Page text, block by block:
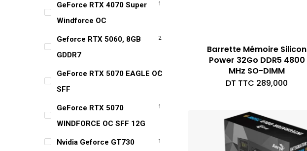
GeForce RTX 4070 Super
Windforce OC
1
Geforce RTX 5060, 8GB
GDDR7
2
GeForce RTX 5070 EAGLE OC
SFF
1
GeForce RTX 5070
WINDFORCE OC SFF 12G
1
Nvidia Geforce GT730 1
Barrette Mémoire Silicon
Power 32Go DDR5 4800
MHz SO-DIMM
DT TTC 289,000